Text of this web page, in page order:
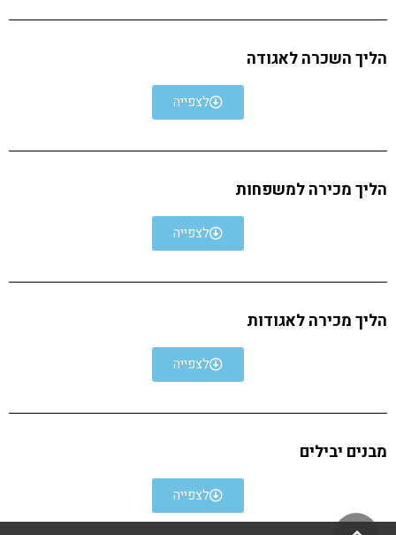
הליך השכרה לאגודה
לצפייה
הליך מכירה למשפחות
לצפייה
הליך מכירה לאגודות
לצפייה
מבנים יבילים
לצפייה